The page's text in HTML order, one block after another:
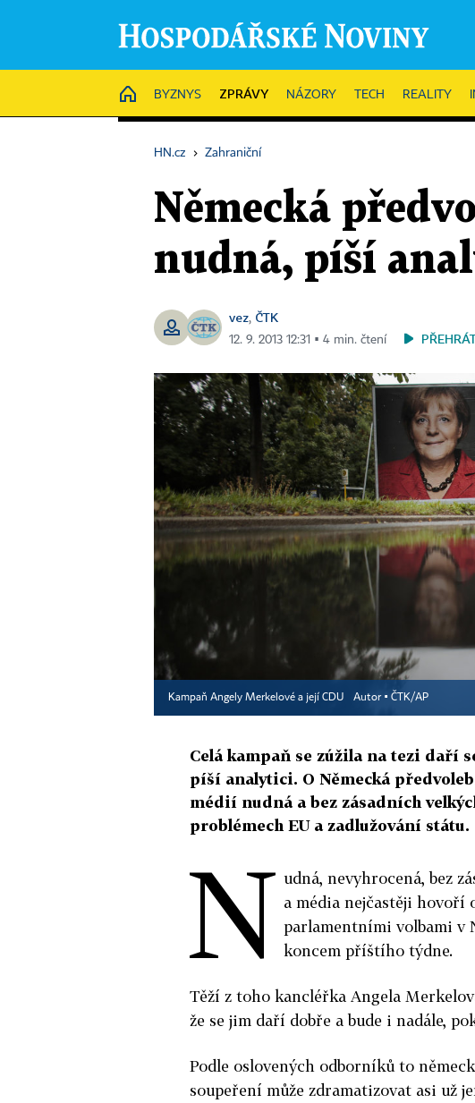
HOME
BYZNYS ZPRÁVY NÁZORY TECH REALITY
HN.cz › Zahraniční
Německá
nudná, píší
vez, ČTK
12. 9. 2013 12:31 ▪ 4 min. čtení
Kampaň Angely Merkelové a její CDU Autor ▪ ČTK/AP
Celá kampaň se zúžila na tezi daří
píší analytici. O Německá
médií nudná a bez zásadních
problémech EU a zadlužování státu.
N udná, nevyhrocená, bez
a média nejčastěji hovoří
parlamentními volbami v
koncem příštího týdne.
Těží z toho kancléřka Angela
že se jim daří dobře a bude i nadále,
Podle oslovených odborníků to
soupeření může zdramatizovat asi už